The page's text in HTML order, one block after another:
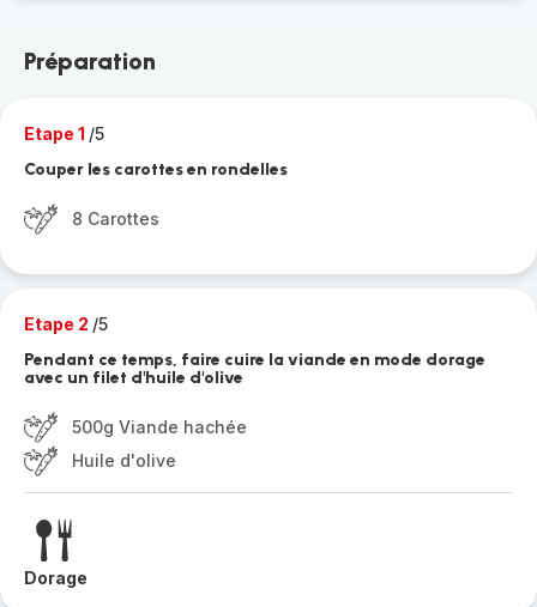
Préparation
Etape 1 /5
Couper les carottes en rondelles
8 Carottes
Etape 2 /5
Pendant ce temps, faire cuire la viande en mode dorage
avec un filet d'huile d'olive
500g Viande hachée
Huile d'olive
Dorage